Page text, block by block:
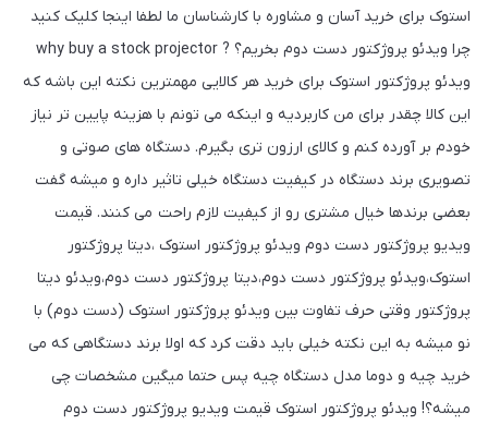
استوک برای خرید آسان و مشاوره با کارشناسان ما لطفا اینجا کلیک کنید
چرا ویدئو پروژکتور دست دوم بخریم؟ ? why buy a stock projector
ویدئو پروژکتور استوک برای خرید هر کالایی مهمترین نکته این باشه که
این کالا چقدر برای من کاربردیه و اینکه می تونم با هزینه پایین تر نیاز
خودم بر آورده کنم و کالای ارزون تری بگیرم. دستگاه های صوتی و
تصویری برند دستگاه در کیفیت دستگاه خیلی تاثیر داره و میشه گفت
بعضی برندها خیال مشتری رو از کیفیت لازم راحت می کنند. قیمت
ویدیو پروژکتور دست دوم ویدئو پروژکتور استوک ،دیتا پروژکتور
استوک،ویدئو پروژکتور دست دوم،دیتا پروژکتور دست دوم،ویدئو دیتا
پروژکتور وقتی حرف تفاوت بین ویدئو پروژکتور استوک (دست دوم) با
نو میشه به این نکته خیلی باید دقت کرد که اولا برند دستگاهی که می
خرید چیه و دوما مدل دستگاه چیه پس حتما میگین مشخصات چی
میشه؟! ویدئو پروژکتور استوک قیمت ویدیو پروژکتور دست دوم